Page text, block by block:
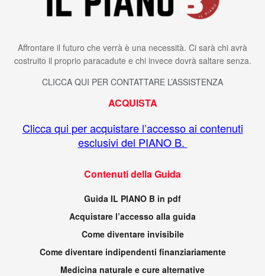
Affrontare il futuro che verrà è una necessità. Ci sarà chi avrà
costruito il proprio paracadute e chi invece dovrà saltare senza.
CLICCA QUI PER CONTATTARE L’ASSISTENZA
ACQUISTA
Clicca qui per acquistare l’accesso ai contenuti
esclusivi del PIANO B.
Contenuti della Guida
Guida IL PIANO B in pdf
Acquistare l’accesso alla guida
Come diventare invisibile
Come diventare indipendenti finanziariamente
Medicina naturale e cure alternative